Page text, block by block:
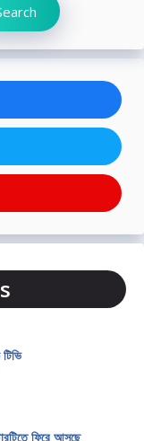
ফিরে আসছে